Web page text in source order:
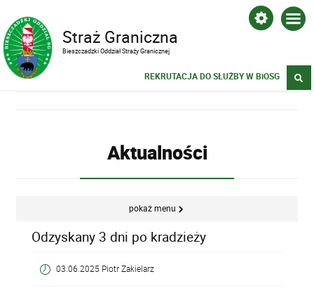
Straż Graniczna
Bieszczadzki Oddział Straży Granicznej
REKRUTACJA DO SŁUŻBY W BiOSG
Aktualności
pokaż menu
Odzyskany 3 dni po kradzieży
03.06.2025 Piotr Zakielarz